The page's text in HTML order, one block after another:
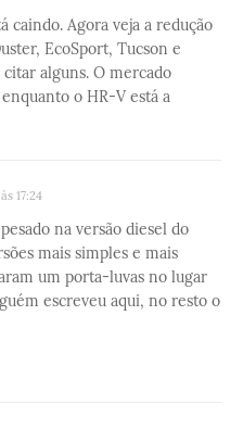
caindo. Agora veja a redução
EcoSport, Tucson e
alguns. O mercado
o HR-V está a
17:24
na versão diesel do
mais simples e mais
um porta-luvas no lugar
escreveu aqui, no resto o